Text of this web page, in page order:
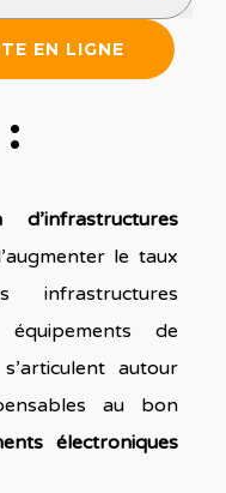
EN LIGNE
le taux
de
autour
au bon
électroniques